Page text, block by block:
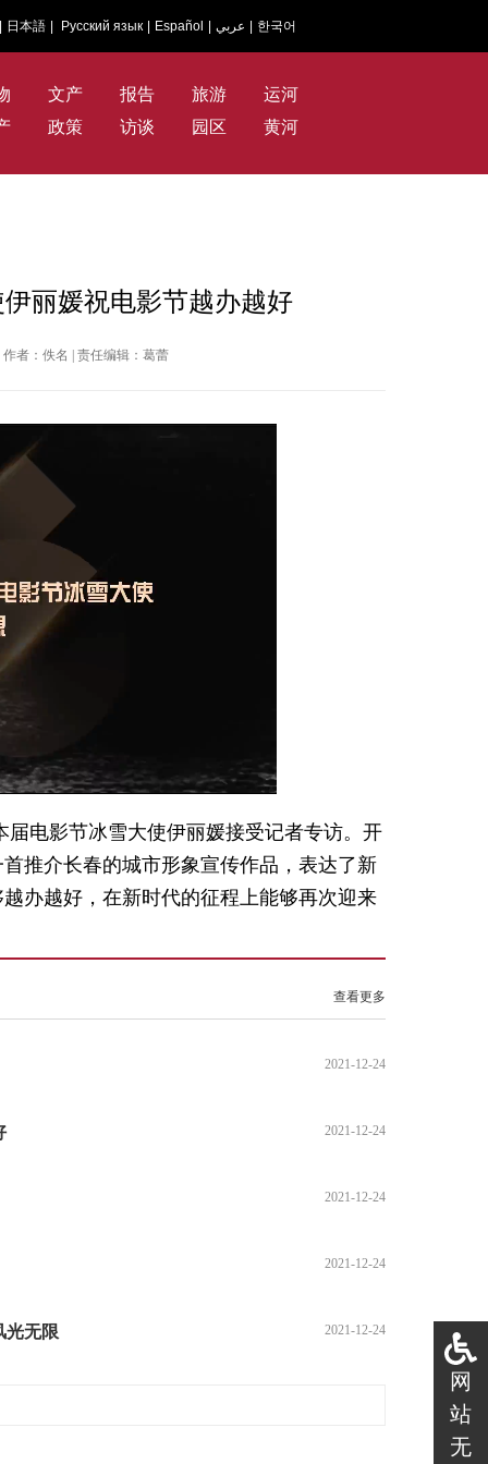
网
站
无
日本語 Русский язык Español عربي 한국어
文产 报告 旅游
运河
政策 访谈 园区 黄河
丽媛祝电影节越办越好
作者：佚名 | 责任编辑：葛蕾
in-
Picture
Fullscreen
电影节冰雪大使伊丽媛接受记者专访。开
推介长春的城市形象宣传作品，表达了新
办越好，在新时代的征程上能够再次迎来
查看更多
2021-12-24
2021-12-24
2021-12-24
2021-12-24
光无限 2021-12-24